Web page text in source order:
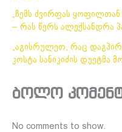
„ჩემს ძვირფას
– რას წერს ალექსანდრა
„აგისრულეთ, რაც
კოსტა სანიკიძის დუეტმა
ბოლო
No comments to show.